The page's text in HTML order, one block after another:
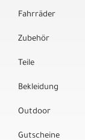
Fahrräder
Zubehör
Teile
Bekleidung
Outdoor
Gutscheine